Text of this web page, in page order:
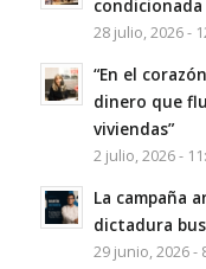
condicionada
28 julio, 2026 -
“En el
dinero que
viviendas”
2 julio, 2026 -
La campaña
dictadura
29 junio, 2026 -